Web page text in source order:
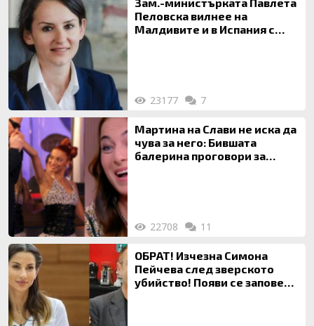
Зам.-министърката Павлета
Пеловска вилнее на
Малдивите и в Испания с
23177 7
Мартина на Слави не иска да
чува за него: Бившата
балерина проговори за
22708 11
ОБРАТ! Изчезна Симона
Пейчева след зверското
убийство! Появи се заповед